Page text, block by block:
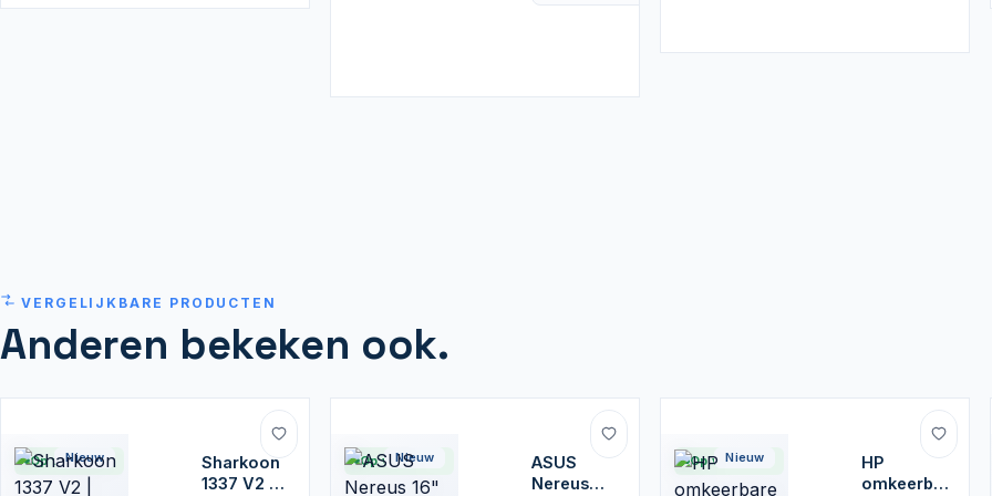
VERGELIJKBARE PRODUCTEN
Anderen bekeken ook.
Op voorraad
Nieuw
Sharkoon
1337 V2 |
Op voorraad
Nieuw
ASUS
Nereus
Op voorraad
Nieuw
HP
omkeerbare